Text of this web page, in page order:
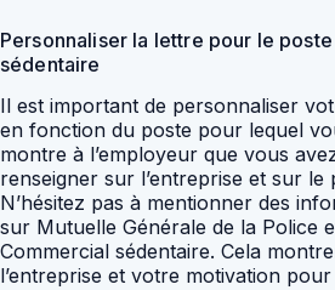
Personnaliser la lettre pour le
sédentaire
Il est important de personnaliser
en fonction du poste pour lequel
montre à l’employeur que vous
renseigner sur l’entreprise et sur le
N’hésitez pas à mentionner des
sur Mutuelle Générale de la Police
Commercial sédentaire. Cela
l’entreprise et votre motivation